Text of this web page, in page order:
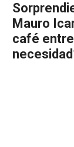
Mauro
café